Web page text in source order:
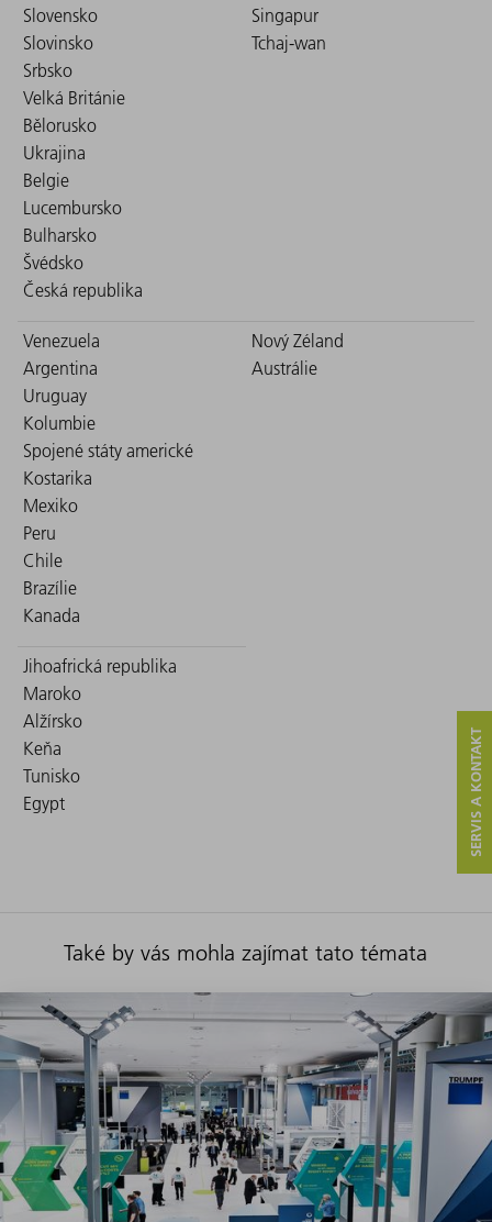
Slovensko
Slovinsko
Srbsko
Velká Británie
Bělorusko
Ukrajina
Belgie
Lucembursko
Bulharsko
Švédsko
Česká republika
Singapur
Tchaj-wan
Venezuela
Argentina
Uruguay
Kolumbie
Spojené státy americké
Kostarika
Mexiko
Peru
Chile
Brazílie
Kanada
Nový Zéland
Austrálie
Jihoafrická republika
Maroko
Alžírsko
Keňa
Tunisko
Egypt
Také by vás mohla zajímat tato témata
SERVIS A KONTAKT